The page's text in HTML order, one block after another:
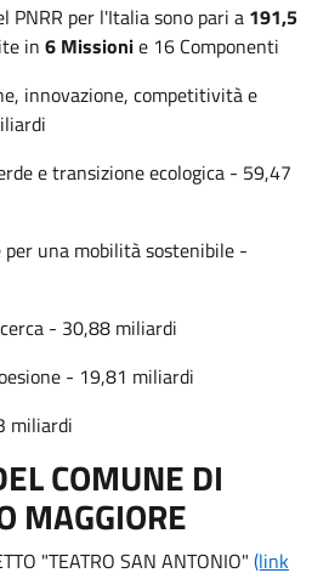
PNRR per l'Italia sono pari a 191,5
in 6 Missionie 16 Componenti
innovazione, competitività e
e transizione ecologica - 59,47
una mobilità sostenibile -
- 30,88 miliardi
- 19,81 miliardi
miliardi
COMUNE DI
MAGGIORE
"TEATRO SAN ANTONIO" (link